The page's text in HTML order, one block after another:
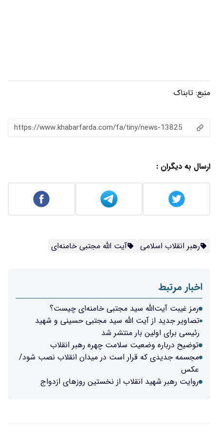
https://www.khabarfarda.com/fa/
آیت الله مجتبی خامنه‌ای
مجتبی خامنه‌ای چیست؟
الله سید مجتبی حسینی و شهید
منتشر شد
سلامت چهره رهبر انقلاب
است در میدان انقلاب نصب شود/
از نخستین روزهای ازدواج